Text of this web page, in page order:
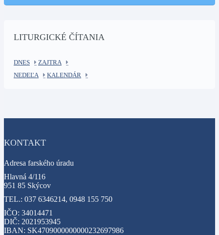
LITURGICKÉ ČÍTANIA
DNES
ZAJTRA
NEDEĽA
KALENDÁR
KONTAKT
Adresa farského úradu
Hlavná 4/116
951 85 Skýcov
TEL.: 037 6346214, 0948 155 750
IČO: 34014471
DIČ: 2021953945
IBAN: SK4709000000000232697986